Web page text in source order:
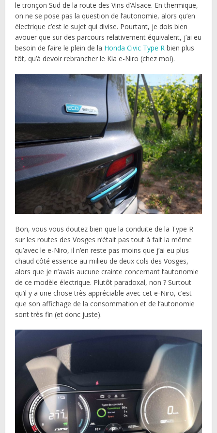
le tronçon Sud de la route des Vins d’Alsace. En thermique,
on ne se pose pas la question de l’autonomie, alors qu’en
électrique c’est le sujet qui divise. Pourtant, je dois bien
avouer que sur des parcours relativement équivalent, j’ai eu
besoin de faire le plein de la Honda Civic Type R bien plus
tôt, qu’à devoir rebrancher le Kia e-Niro (chez moi).
Bon, vous vous doutez bien que la conduite de la Type R
sur les routes des Vosges n’était pas tout à fait la même
qu’avec le e-Niro, il n’en reste pas moins que j’ai eu plus
chaud côté essence au milieu de deux cols des Vosges,
alors que je n’avais aucune crainte concernant l’autonomie
de ce modèle électrique. Plutôt paradoxal, non ? Surtout
qu’il y a une chose très appréciable avec cet e-Niro, c’est
que son affichage de la consommation et de l’autonomie
sont très fin (et donc juste).